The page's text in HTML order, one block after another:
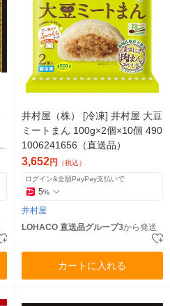
井村屋（株） [冷凍] 井村屋 大豆
ミートまん 100g×2個×10個 490
1006241656（直送品）
3,652円 （税込）
ログイン&全額PayPay支払いで
5%
井村屋
LOHACO 直送品グループ3から発送
カートに入れる